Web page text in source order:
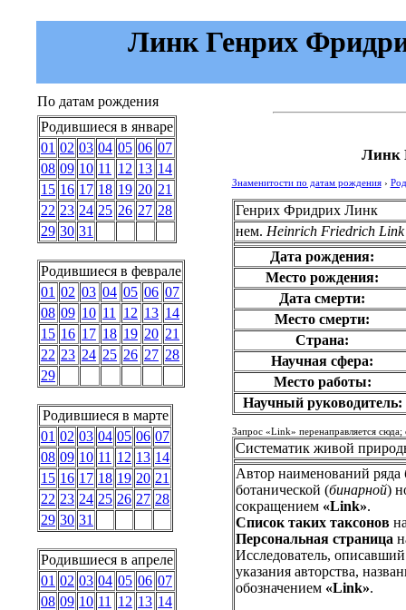
Линк Генрих
По датам рождения
Родившиеся в январе
01 02 03 04 05 06 07
08 09 10 11 12 13 14
15 16 17 18 19 20 21
22 23 24 25 26 27 28
29 30 31
Родившиеся в феврале
01 02 03 04 05 06 07
08 09 10 11 12 13 14
15 16 17 18 19 20 21
22 23 24 25 26 27 28
29
Родившиеся в марте
01 02 03 04 05 06 07
08 09 10 11 12 13 14
15 16 17 18 19 20 21
22 23 24 25 26 27 28
29 30 31
Родившиеся в апреле
01 02 03 04 05 06 07
08 09 10 11 12 13 14
Линк
Знаменитости по датам рождения›
Генрих Фридрих Линк
нем. Heinrich Friedrich Link
Дата рождения:
Место рождения:
Дата смерти:
Место смерти:
Страна:
Научная сфера:
Место работы:
Научный руководитель:
Запрос «Link» перенаправляется
Систематик живой
Автор наименований ряда
ботанической (бинарной)
сокращением «Link».
Список таких таксонов
Персональная страница
Исследователь,
указания авторства,
обозначением «Link».